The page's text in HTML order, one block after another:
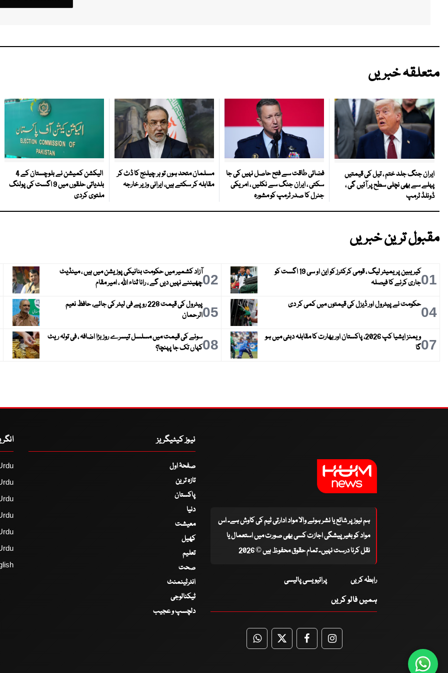
متعلقہ خبریں
ایران جنگ جلد ختم ، تیل کی قیمتیں
پہلے سے بھی نچلی سطح پر آئیں گی ،
ڈونلڈ ٹرمپ
فضائی طاقت سے فتح حاصل نہیں کی جا
سکتی ، ایران جنگ سے نکلیں ، امریکی
جنرل کا صدر ٹرمپ کو مشورہ
مسلمان متحد ہوں تو ہر چیلنج کا ڈٹ کر
مقابلہ کر سکتے ہیں، ایرانی وزیر خارجہ
الیکشن کمیشن نے بلوچستان کے 4
بلدیاتی حلقوں میں 9 اگست کی پولنگ
ملتوی کردی
مقبول ترین خبریں
01
کیریبین پریمیئر لیگ ، قومی کرکٹرز کو این او سی 19 اگست کو
جاری کرنے کا فیصلہ
02آزاد کشمیر میں حکومت بنانیکی پوزیشن میں ہیں ، مینڈیٹ
چھیننے نہیں دیں گے ، رانا ثناء اللہ ، امیر مقام
04حکومت نے پیٹرول اور ڈیزل کی قیمتوں میں کمی کر دی 05
پیٹرول کی قیمت 228 روپے فی لیٹر کی جائے، حافظ نعیم
الرحمان
07
ویمنز ایشیا کپ 2026، پاکستان اور بھارت کا مقابلہ دبئی میں ہو
گا
08سونے کی قیمت میں مسلسل تیسرے روز بڑا اضافہ ، فی تولہ ریٹ
کہاں تک جا پہنچا؟
ہم نیوز پر شائع یا نشر ہونے والا مواد ادارتی ٹیم کی کاوش ہے۔ اس
مواد کو بغیر پیشگی اجازت کسی بھی صورت میں استعمال یا
نقل کرنا درست نہیں۔ تمام حقوق محفوظ ہیں © 2026
رابطہ کریں پرائیویسی پالیسی
ہمیں فالو کریں
WhatsApp
TwitterFacebookFacebook
نیوز کیٹیگریز
صفحۂ اول
تازہ ترین
پاکستان
دنیا
معیشت
کھیل
تعلیم
صحت
انٹرٹینمنٹ
ٹیکنالوجی
دلچسپ و عجیب